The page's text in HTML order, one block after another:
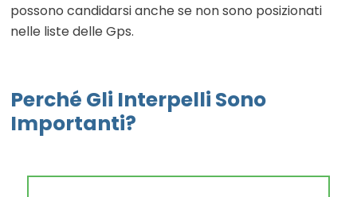
possono candidarsi anche se non sono posizionati
nelle liste delle Gps.
Perché Gli Interpelli Sono
Importanti?